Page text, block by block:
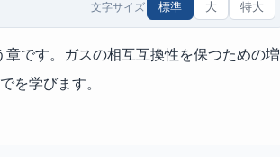
文字サイズ 標準 大 特大
章です。ガスの相互互換性を保つための増
を学びます。